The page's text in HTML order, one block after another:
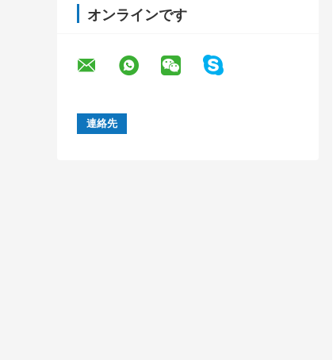
オンラインです